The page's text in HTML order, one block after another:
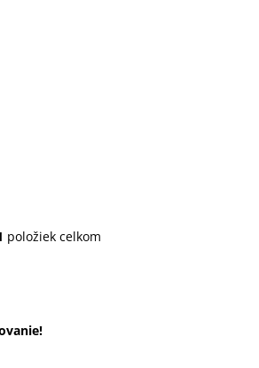
O
položiek celkom